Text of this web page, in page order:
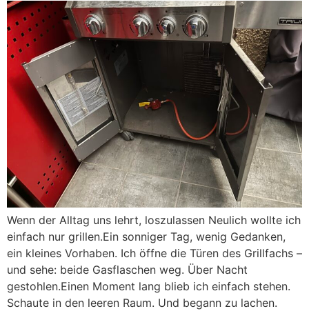
Wenn der Alltag uns lehrt, loszulassen Neulich wollte ich
einfach nur grillen.Ein sonniger Tag, wenig Gedanken,
ein kleines Vorhaben. Ich öffne die Türen des Grillfachs –
und sehe: beide Gasflaschen weg. Über Nacht
gestohlen.Einen Moment lang blieb ich einfach stehen.
Schaute in den leeren Raum. Und begann zu lachen.